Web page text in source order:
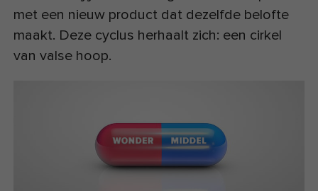
met een nieuw product dat dezelfde belofte
maakt. Deze cyclus herhaalt zich: een cirkel
van valse hoop.